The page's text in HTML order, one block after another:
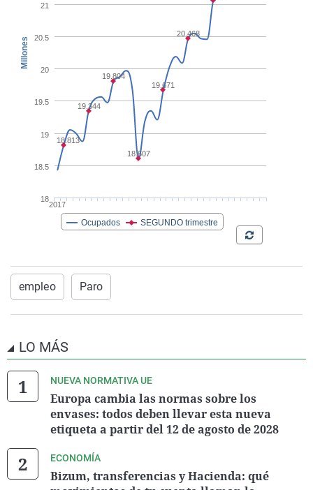
empleo Paro
LO MÁS
NUEVA NORMATIVA UE
Europa cambia las normas sobre los
envases: todos deben llevar esta nueva
etiqueta a partir del 12 de agosto de 2028
ECONOMÍA
Bizum, transferencias y Hacienda: qué